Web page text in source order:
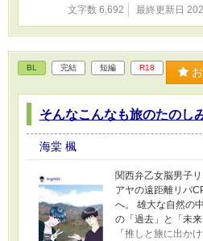
型 年齢未判明（涼
私生活は適当、無
精・恋愛不精。 美
文字数 6,692 最終更新日
BL 完結 短編 R18
そんなこんなも旅のたのし
海棠 楓
関西弁乙女脳男子
アヤの遠距離リバ
へ。 雄大な自然の
の「過去」と「未
「推しと旅に出か